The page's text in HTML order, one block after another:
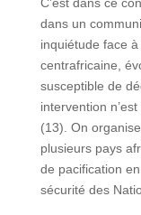
dans un
inquiétude face
centrafricaine,
susceptible de
intervention
(13). On
plusieurs pays
de pacification
sécurité des